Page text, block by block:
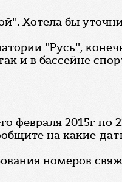
Хотела бы
"Русь",
и в бассейне
февраля 2015г по
на какие
номеров